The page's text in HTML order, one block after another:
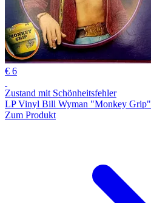
€ 6
Zustand mit Schönheitsfehler
LP Vinyl Bill Wyman "Monkey Grip"
Zum Produkt